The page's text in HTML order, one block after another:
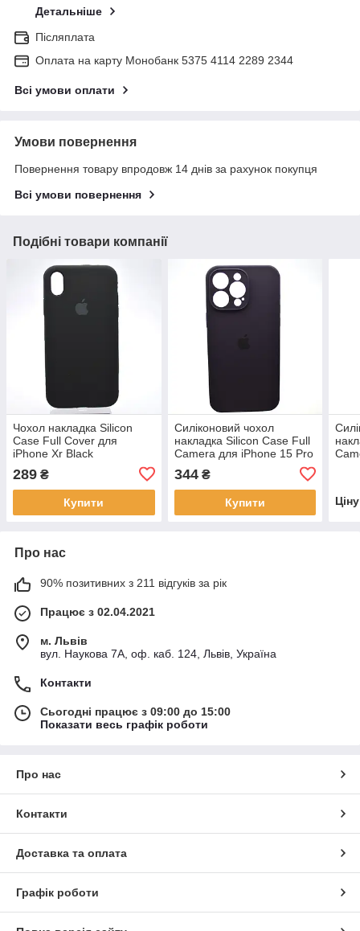
Детальніше
Післяплата
Оплата на карту Монобанк 5375 4114 2289 2344
Всі умови оплати
Умови повернення
Повернення товару впродовж 14 днів за рахунок покупця
Всі умови повернення
Подібні товари компанії
Чохол накладка Silicon
Case Full Cover для
iPhone Xr Black
289 ₴
Купити
Силіконовий чохол
накладка Silicon Case Full
Camera для iPhone 15 Pro
344₴
Купити
Про нас
90% позитивних з 211 відгуків за рік
Працює з 02.04.2021
м. Львів
вул. Наукова 7А, оф. каб. 124, Львів, Україна
Контакти
Сьогодні працює з 09:00 до 15:00
Показати весь графік роботи
Про нас
Контакти
Доставка та оплата
Графік роботи